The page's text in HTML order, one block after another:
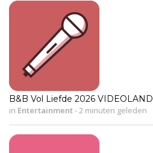
B&B Vol Liefde 2026 VIDEOLAND
in Entertainment-2 minuten geleden